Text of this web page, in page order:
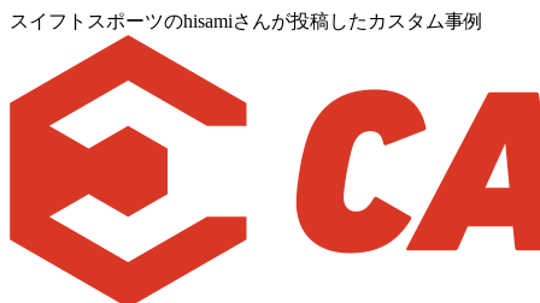
スイフトスポーツのhisamiさんが投稿したカスタム事例